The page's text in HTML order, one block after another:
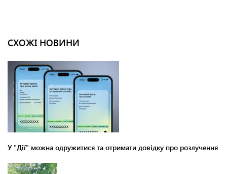
СХОЖІ НОВИНИ
У "Дії" можна одружитися та отримати довідку про розлучення